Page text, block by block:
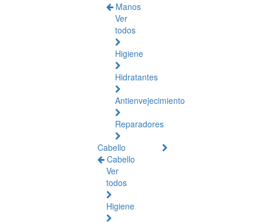
Manos
Ver
todos
Higiene
Hidratantes
Antienvejecimiento
Reparadores
Cabello
Cabello
Ver
todos
Higiene